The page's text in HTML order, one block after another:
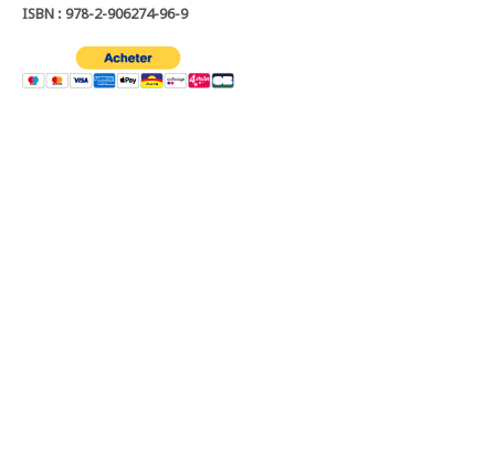
ISBN : 978-2-906274-96-9